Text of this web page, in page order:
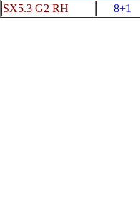
SX5.3 G2 RH
8+1